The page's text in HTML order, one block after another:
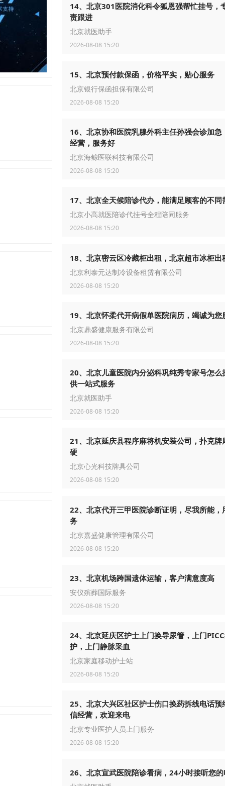
14、北京301医院消化科令狐恩强帮忙挂号，
责跟进
北京就医助手
2026-08-08 15:20
15、北京预付款保函，价格平实，贴心服务
北京银行保函担保有限公司
2026-08-08 15:20
16、北京协和医院乳腺外科主任孙强会诊加急
经营，服务好
北京海鲸医联科技有限公司
2026-08-08 15:20
17、北京全天候陪诊代办，能满足顾客的不同
北京小高就医陪诊代挂号全程陪同服务
2026-08-08 15:20
18、北京密云区冷藏柜出租，北京超市冰柜出
北京利泰元达制冷设备租赁有限公司
2026-08-08 15:20
19、北京怀柔代开病假单医院病历，竭诚为您
北京鼎盛健康服务有限公司
2026-08-08 15:20
20、北京儿童医院内分泌科巩纯秀专家号怎么
供一站式服务
北京就医助手
2026-08-08 15:20
21、北京延庆县程序麻将机安装公司，扑克牌
硬
北京心光科技牌具公司
2026-08-08 15:20
22、北京代开三甲医院诊断证明，尽我所能，
务
北京嘉盛健康管理有限公司
2026-08-08 15:20
23、北京机场跨国遗体运输，客户满意度高
安仪殡葬国际服务
2026-08-08 15:20
24、北京延庆区护士上门换导尿管，上门
护，上门静脉采血
北京家庭移动护士站
2026-08-08 15:20
25、北京大兴区社区护士伤口换药拆线电话预
信经营，欢迎来电
北京专业医护人员上门服务
2026-08-08 15:20
26、北京宣武医院陪诊看病，24小时接听您